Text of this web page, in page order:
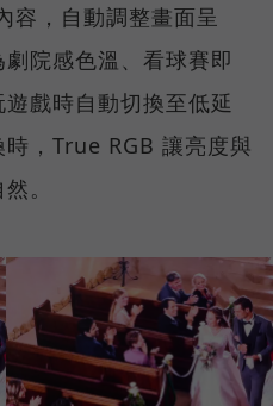
容，自動調整畫面呈
院感色溫、看球賽即
戲時自動切換至低延
，True RGB 讓亮度與
。